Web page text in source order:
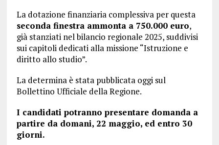
La dotazione finanziaria complessiva per questa
seconda finestra ammonta a 750.000 euro,
già stanziati nel bilancio regionale 2025, suddivisi
sui capitoli dedicati alla missione “Istruzione e
diritto allo studio”.
La determina è stata pubblicata oggi sul
Bollettino Ufficiale della Regione.
I candidati potranno presentare domanda a
partire da domani, 22 maggio, ed entro 30
giorni.